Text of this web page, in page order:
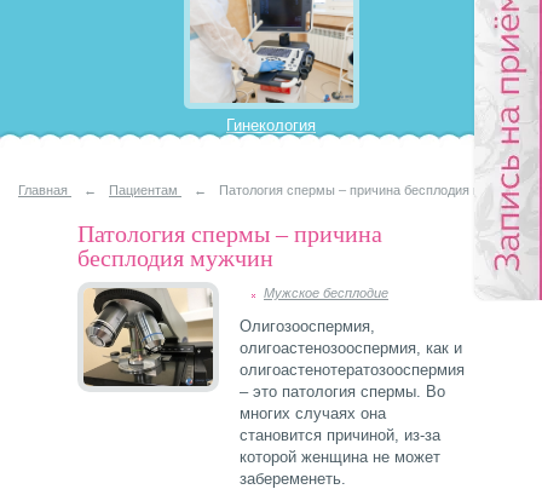
Гинекология
Главная ← Пациентам ← Патология спермы – причина бесплодия мужчин
Патология спермы – причина
бесплодия мужчин
Мужское бесплодие
Олигозооспермия,
олигоастенозооспермия, как и
олигоастенотератозооспермия
– это патология спермы. Во
многих случаях она
становится причиной, из-за
которой женщина не может
забеременеть.